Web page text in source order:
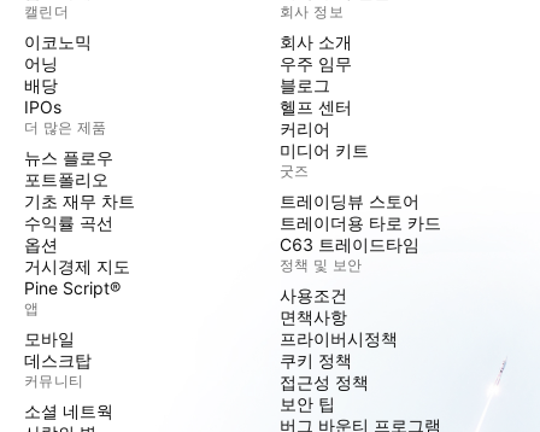
캘린더
이코노믹
어닝
배당
IPOs
더 많은 제품
뉴스 플로우
포트폴리오
기초 재무 차트
수익률 곡선
옵션
거시경제 지도
Pine Script®
앱
모바일
데스크탑
커뮤니티
소셜 네트웍
회사 정보
회사 소개
우주 임무
블로그
헬프 센터
커리어
미디어 키트
굿즈
트레이딩뷰 스토어
트레이더용 타로 카드
C63 트레이드타임
정책 및 보안
사용조건
면책사항
프라이버시정책
쿠키 정책
접근성 정책
보안 팁
버그 바운티 프로그램